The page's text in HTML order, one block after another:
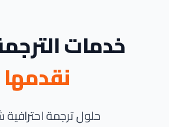
خدمات
نقدمها
حلول ترجمة